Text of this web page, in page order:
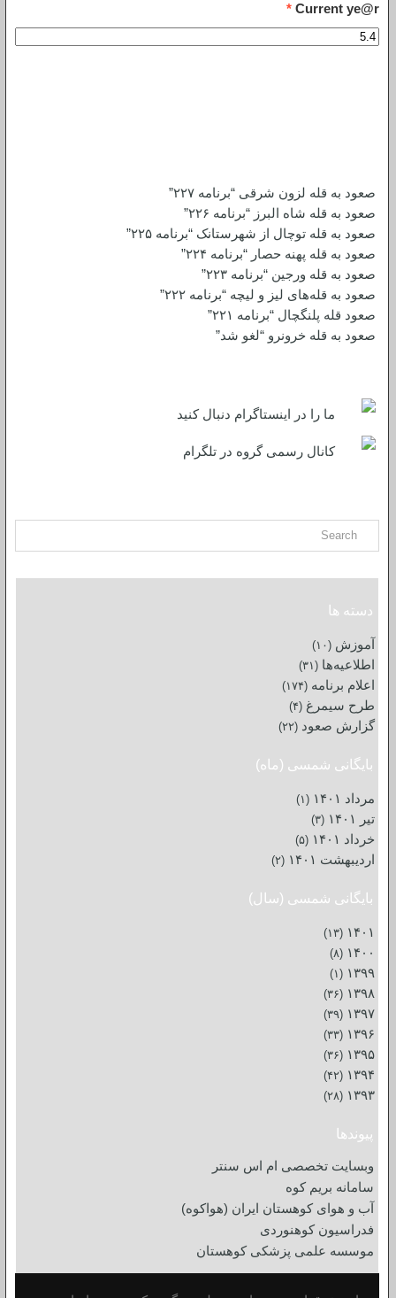
Current ye@r
*
صعود به قله لزون شرقی “برنامه ۲۲۷”
صعود به قله شاه البرز “برنامه ۲۲۶”
صعود به قله توچال از شهرستانک “برنامه ۲۲۵”
صعود به قله پهنه حصار “برنامه ۲۲۴”
صعود به قله ورجین “برنامه ۲۲۳”
صعود به قله‌های لیز و لیچه “برنامه ۲۲۲”
صعود قله پلنگچال “برنامه ۲۲۱”
صعود به قله‌ خرونرو “لغو شد”
ما را در اینستاگرام دنبال کنید
کانال رسمی گروه در تلگرام
دسته ها
آموزش (۱۰)
اطلاعیه‌ها (۳۱)
اعلام برنامه (۱۷۴)
طرح سیمرغ (۴)
گزارش صعود (۲۲)
بایگانی شمسی (ماه)
مرداد ۱۴۰۱ (۱)
تیر ۱۴۰۱ (۳)
خرداد ۱۴۰۱ (۵)
اردیبهشت ۱۴۰۱ (۲)
بایگانی شمسی (سال)
۱۴۰۱ (۱۳)
۱۴۰۰ (۸)
۱۳۹۹ (۱)
۱۳۹۸ (۳۶)
۱۳۹۷ (۳۹)
۱۳۹۶ (۳۳)
۱۳۹۵ (۳۶)
۱۳۹۴ (۴۲)
۱۳۹۳ (۲۸)
پیوندها
وبسایت تخصصی ام اس سنتر
سامانه بریم کوه
آب و هوای کوهستان ایران (هواکوه)
فدراسیون کوهنوردی
موسسه علمی پزشکی کوهستان